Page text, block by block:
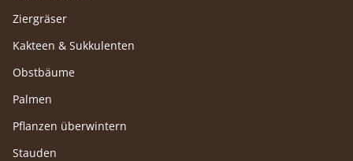
Ziergräser
Kakteen & Sukkulenten
Obstbäume
Palmen
Pflanzen überwintern
Stauden